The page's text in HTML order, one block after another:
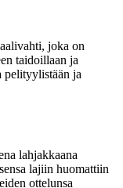
joka on
taidoillaan ja
pelityylistään ja
lahjakkaana
lajiin huomattiin
ottelunsa